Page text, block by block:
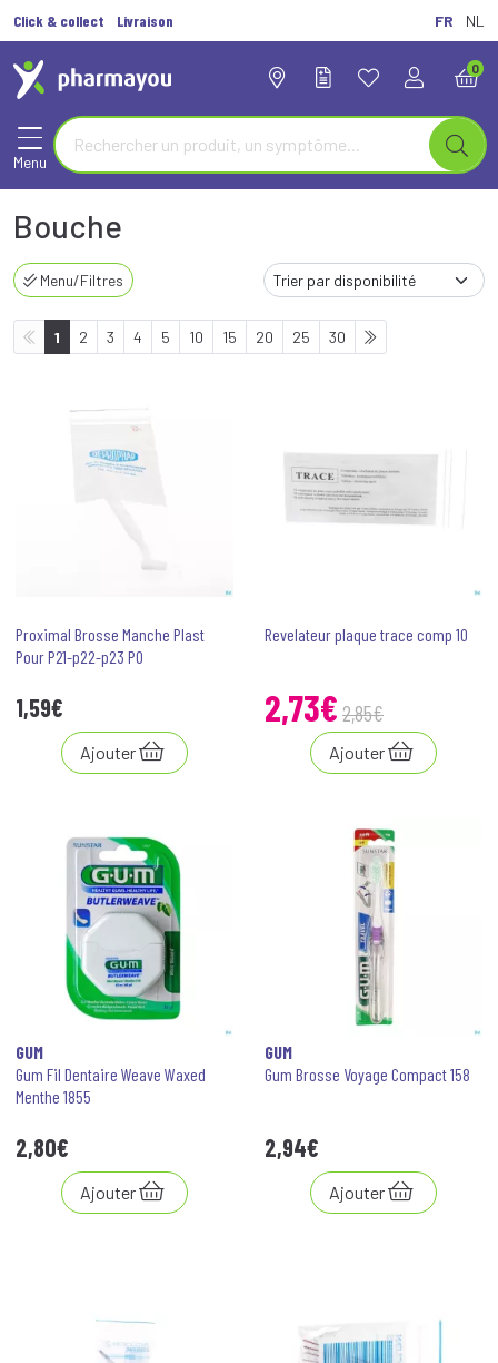
Click & collect Livraison FR NL
0
Menu
Bouche
Menu/Filtres
1 2 3 4 5 10 15 20 25 30
Proximal Brosse Manche Plast
Pour P21-p22-p23 P0
1,59€
Ajouter
Revelateur plaque trace comp 10
2,73€ 2,85€
Ajouter
GUM
Gum Fil Dentaire Weave Waxed
Menthe 1855
2,80€
Ajouter
GUM
Gum Brosse Voyage Compact 158
2,94€
Ajouter